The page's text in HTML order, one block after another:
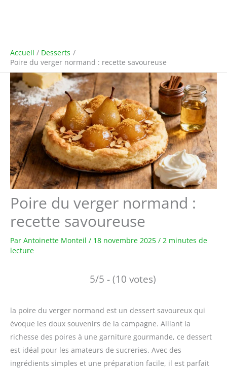
Accueil
Desserts
Poire du verger normand : recette savoureuse
Poire du verger normand :
recette savoureuse
Par Antoinette Monteil / 18 novembre 2025 / 2 minutes de
lecture
5/5 - (10 votes)
la poire du verger normand est un dessert savoureux qui
évoque les doux souvenirs de la campagne. Alliant la
richesse des poires à une garniture gourmande, ce dessert
est idéal pour les amateurs de sucreries. Avec des
ingrédients simples et une préparation facile, il est parfait